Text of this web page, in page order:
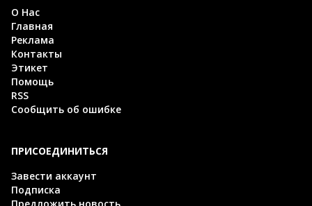
О Нас
Главная
Реклама
Контакты
Этикет
Помощь
RSS
Сообщить об ошибке
ПРИСОЕДИНИТЬСЯ
Завести аккаунт
Подписка